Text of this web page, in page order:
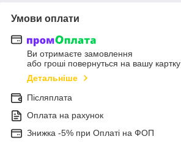
Умови оплати
Ви отримаєте замовлення
або гроші повернуться на вашу картку
Детальніше
Післяплата
Оплата на рахунок
Знижка -5% при Оплаті на ФОП